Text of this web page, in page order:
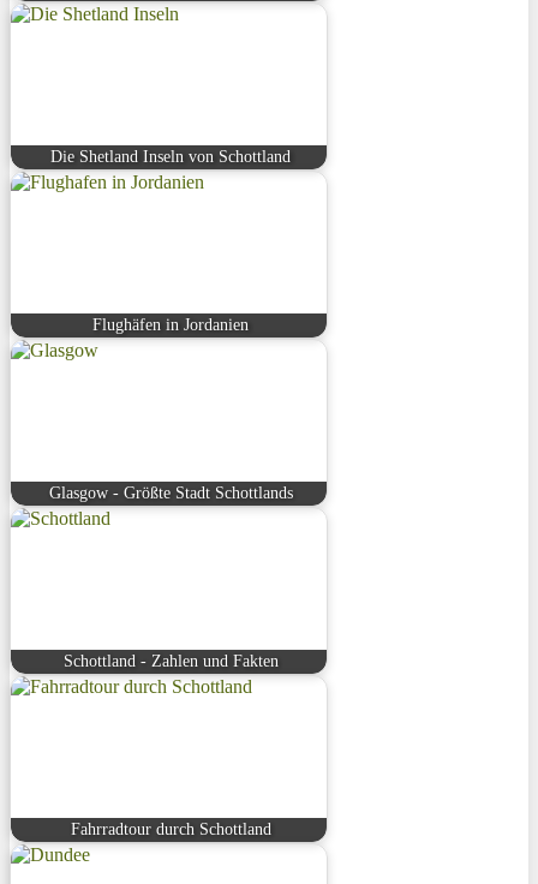
Die Shetland Inseln von Schottland
Flughäfen in Jordanien
Glasgow - Größte Stadt Schottlands
Schottland - Zahlen und Fakten
Fahrradtour durch Schottland